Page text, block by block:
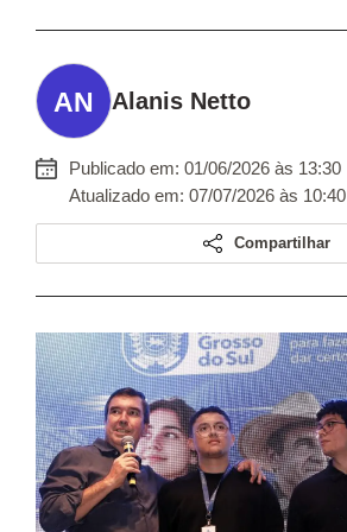
Alanis Netto
Publicado em: 01/06/2026 às 13:30
Atualizado em: 07/07/2026 às 10:40
Compartilhar